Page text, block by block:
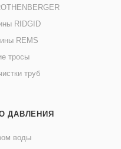
RIDGID
REMS
тросы
труб
ДАВЛЕНИЯ
воды